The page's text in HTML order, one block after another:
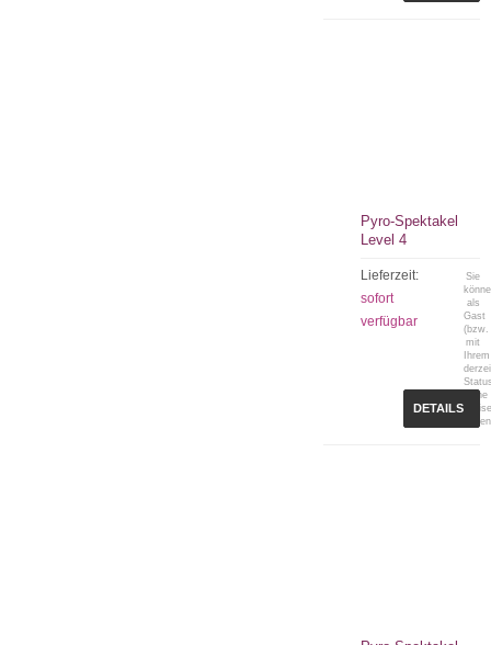
Pyro-Spektakel
Level 4
Lieferzeit:
sofort
verfügbar
Sie
als
Gast
(bzw.
mit
Ihrem
keine
DETAILS